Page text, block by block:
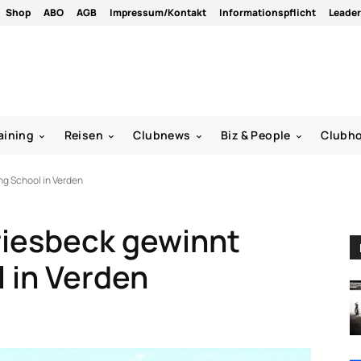
Shop ABO AGB Impressum/Kontakt Informationspflicht
Reisen Clubnews Biz & People
School in Verden
gewinnt
Verden